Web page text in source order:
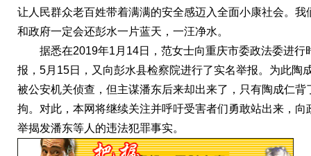
让人民群众老百姓带着满满的安全感迈入全面小康社会。我
和政府一定会还彭水一片蓝天，一汪净水。
据悉在2019年1月14日，范女士向重庆市委政法委进行
报，5月15日，又向彭水县检察院进行了实名举报。为此陶
被公安机关侦查，但主谋潘东后来却出来了，只有陶成仁背
拘。对此，本网将继续关注并呼吁受害者们勇敢站出来，向
举揭发潘东等人的违法犯罪事实。